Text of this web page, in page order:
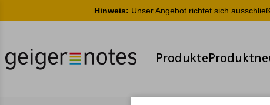
Hinweis: Unser Angebot richtet sich
Produkte